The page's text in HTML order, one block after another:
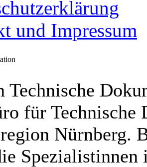
und Impressum
Technische
für Technische
Nürnberg.